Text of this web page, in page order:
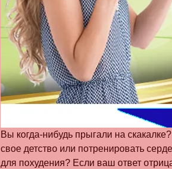
Вы когда-нибудь прыгали на
свое детство или потренировать
для похудения? Если ваш ответ